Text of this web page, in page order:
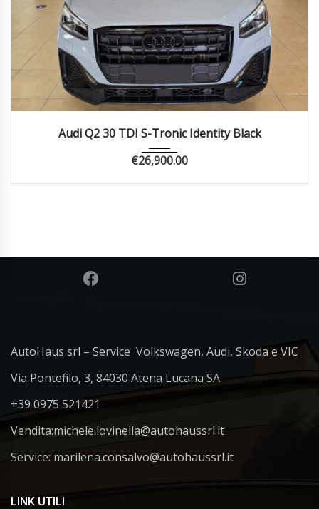
Audi Q2 30 TDI S-Tronic Identity Black
€26,900.00
AutoHaus srl – Service Volkswagen, Audi, Skoda e VIC
Via Pontefilo, 3, 84030 Atena Lucana SA
+39 0975 521421
Vendita:michele.iovinella@autohaussrl.it
Service: marilena.consalvo@autohaussrl.it
LINK UTILI